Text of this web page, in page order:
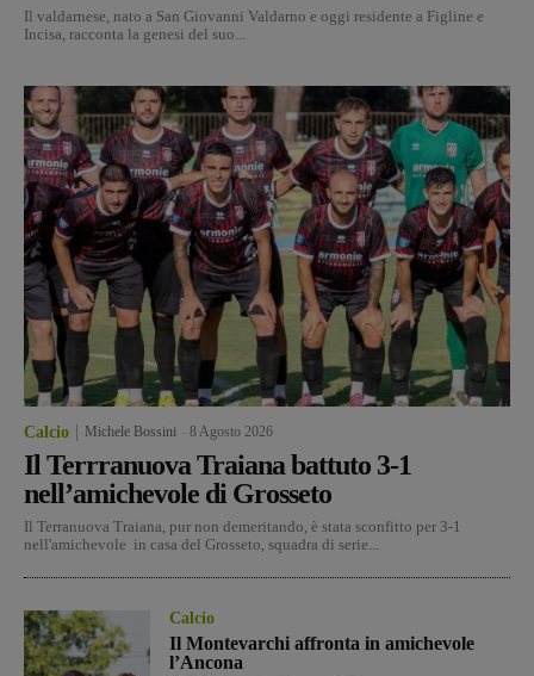
Il valdarnese, nato a San Giovanni Valdarno e oggi residente a Figline e
Incisa, racconta la genesi del suo...
Calcio Michele Bossini 8 Agosto 2026
Il Terrranuova Traiana battuto 3-1
nell’amichevole di Grosseto
Il Terranuova Traiana, pur non demeritando, è stata sconfitto per 3-1
nell'amichevole in casa del Grosseto, squadra di serie...
Calcio
Il Montevarchi affronta in amichevole
l’Ancona